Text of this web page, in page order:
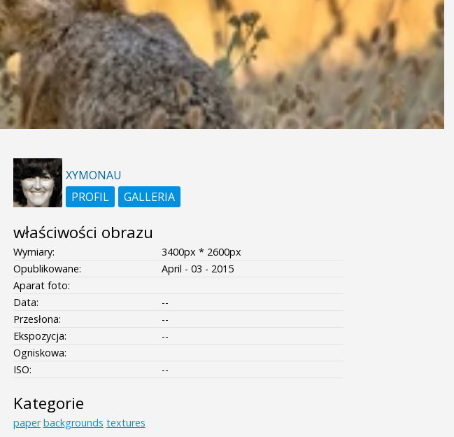
XYMONAU
PROFIL
GALLERIA
właściwości obrazu
Wymiary:
3400px * 2600px
Opublikowane:
April - 03 - 2015
Aparat foto:
Data:
--
Przesłona:
--
Ekspozycja:
--
Ogniskowa:
ISO:
--
Kategorie
paper backgrounds textures